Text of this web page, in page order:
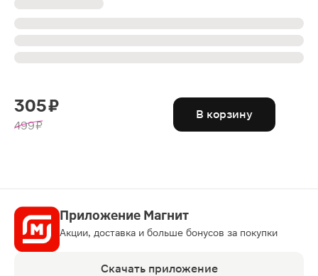
305 ₽
499 ₽
В корзину
Приложение Магнит
Акции, доставка и больше бонусов за покупки
Скачать приложение